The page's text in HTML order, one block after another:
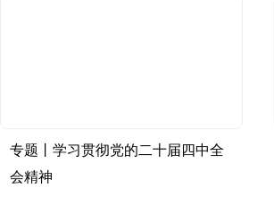
专题丨学习贯彻党的二十届四中全
会精神